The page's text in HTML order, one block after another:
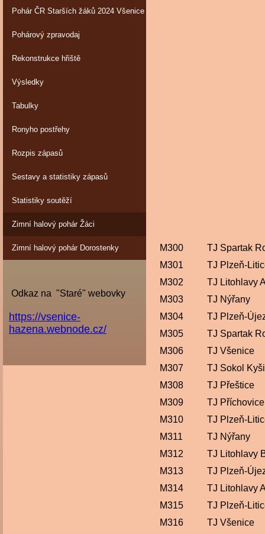
Pohár ČR Starších žáků 2024 Všenice
Pohárový zpravodaj
Rekonstrukce hřiště
Výsledky
Tabulky
Ronyho postřehy
Rozpis zápasů
Sestavy a statistiky zápasů
Statistiky soutěží
Zimní halový pohár Žáci
Zimní halový pohár Dorostenky
Odkaz na "Staré" webovky
https://vsenice-
hazena.webnode.cz/
M300
TJ Spartak
M301
TJ Plzeň-
M302
TJ Litohlavy
M303
TJ Nýřany
M304
TJ Plzeň-
M305
TJ Spartak
M306
TJ Všenice
M307
TJ Sokol
M308
TJ Přeštice
M309
TJ Příchovice
M310
TJ Plzeň-
M311
TJ Nýřany
M312
TJ Litohlavy
M313
TJ Plzeň-
M314
TJ Litohlavy
M315
TJ Plzeň-
M316
TJ Všenice